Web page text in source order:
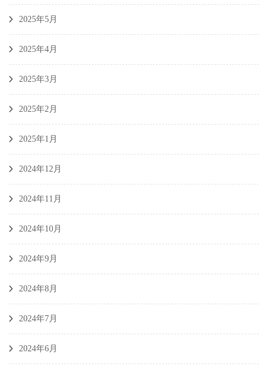
2025年5月
2025年4月
2025年3月
2025年2月
2025年1月
2024年12月
2024年11月
2024年10月
2024年9月
2024年8月
2024年7月
2024年6月